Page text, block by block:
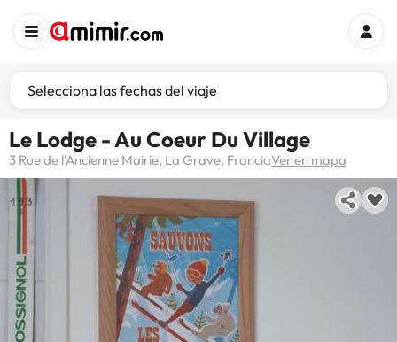
Selecciona las fechas del viaje
Le Lodge - Au Coeur Du Village
3 Rue de l'Ancienne Mairie, La Grave, FranciaVer en mapa